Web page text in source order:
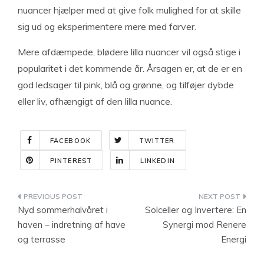
nuancer hjælper med at give folk mulighed for at skille
sig ud og eksperimentere mere med farver.
Mere afdæmpede, blødere lilla nuancer vil også stige i
popularitet i det kommende år. Årsagen er, at de er en
god ledsager til pink, blå og grønne, og tilføjer dybde
eller liv, afhængigt af den lilla nuance.
FACEBOOK TWITTER
PINTEREST LINKEDIN
Indlægsnavigation
Nyd sommerhalvåret i
haven – indretning af have
og terrasse
Solceller og Invertere: En
Synergi mod Renere
Energi